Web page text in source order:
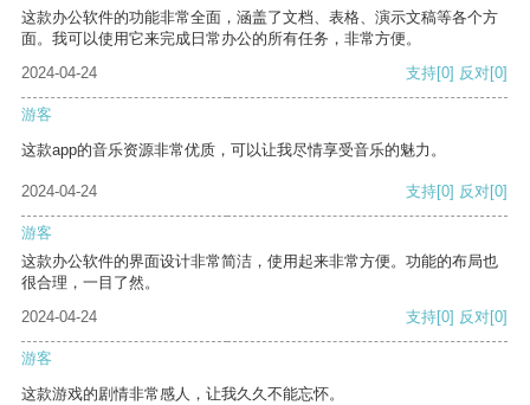
这款办公软件的功能非常全面，涵盖了文档、表格、演示文稿等各个方
面。我可以使用它来完成日常办公的所有任务，非常方便。
2024-04-24
支持[0] 反对[0]
游客
这款app的音乐资源非常优质，可以让我尽情享受音乐的魅力。
2024-04-24 支持[0] 反对[0]
游客
这款办公软件的界面设计非常简洁，使用起来非常方便。功能的布局也
很合理，一目了然。
2024-04-24
支持[0] 反对[0]
游客
这款游戏的剧情非常感人，让我久久不能忘怀。